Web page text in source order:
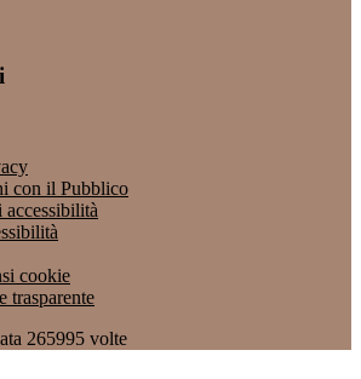
con il Pubblico
cookie
trasparente
265995 volte